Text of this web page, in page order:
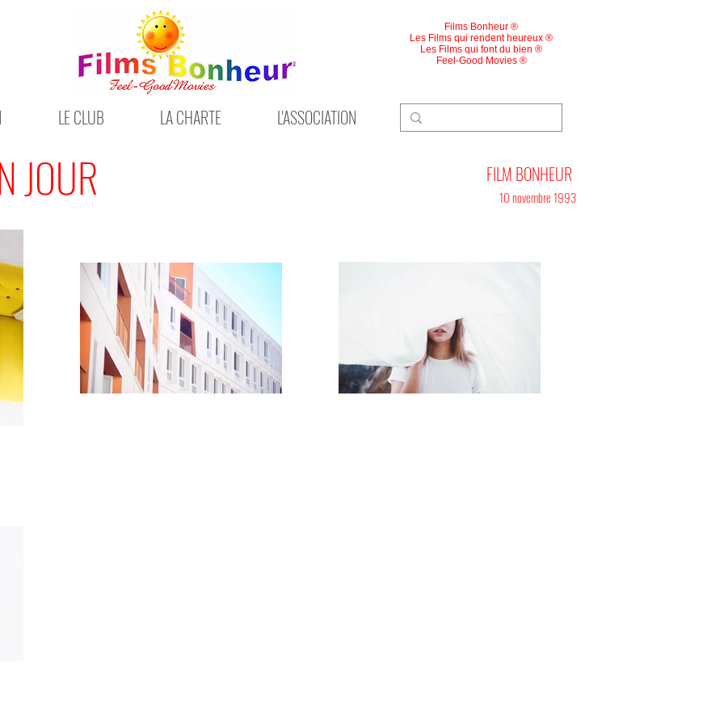
LE CLUB LA CHARTE L'ASSOCIATION
Films Bonheur ®
Les Films qui rendent heureux ®
Les Films qui font du bien ®
Feel-Good Movies ®
JOUR FILM BONHEUR
10 novembre 1993